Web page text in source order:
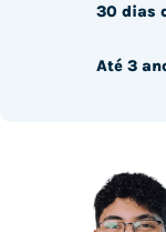
30 dias
Até 3